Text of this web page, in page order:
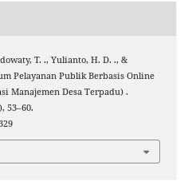
T. ., Yulianto, H. D. ., &
Pelayanan Publik Berbasis Online
Manajemen Desa Terpadu) .
53–60.